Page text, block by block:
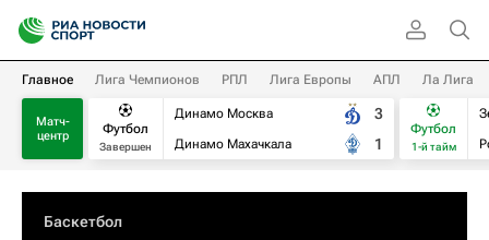
Главное Лига Чемпионов РПЛ Лига Европы АПЛ Ла Лига
Матч-
центр
Футбол
Завершен
Динамо Москва
Динамо Махачкала
3
1
Футбол
1-й тайм
Баскетбол